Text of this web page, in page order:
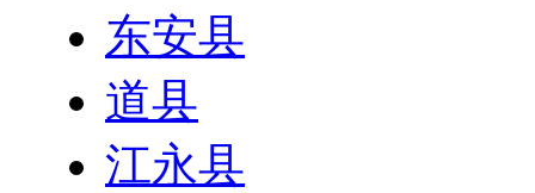
东安县
道县
江永县